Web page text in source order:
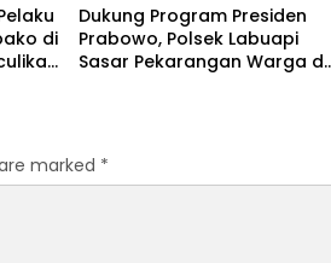
di
Dukung Program Presiden
Prabowo, Polsek Labuapi
Sasar Pekarangan Warga di
marked *